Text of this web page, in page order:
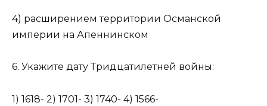
4) расширением территории Османской
империи на Апеннинском
6. Укажите дату Тридцатилетней войны:
1) 1618- 2) 1701- 3) 1740- 4) 1566-